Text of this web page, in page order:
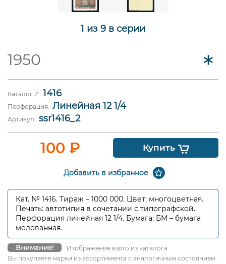
1 из 9 в серии
1950
Каталог Z: 1416
Перфорация: Линейная 12 1/4
Артикул: ssr1416_2
100 ₽ Купить
Добавить в избранное
Кат. № 1416. Тираж – 1000 000. Цвет: многоцветная.
Печать: автотипия в сочетании с типографской.
Перфорация линейная 12 1/4. Бумага: БМ – бумага
мелованная.
Внимание!
Изображение взято из каталога.
Вы покупаете марки из ассортимента с аналогичным состоянием.